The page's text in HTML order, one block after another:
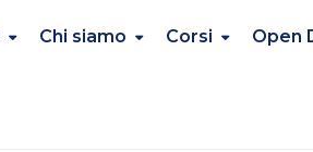
Chi siamo Corsi Open